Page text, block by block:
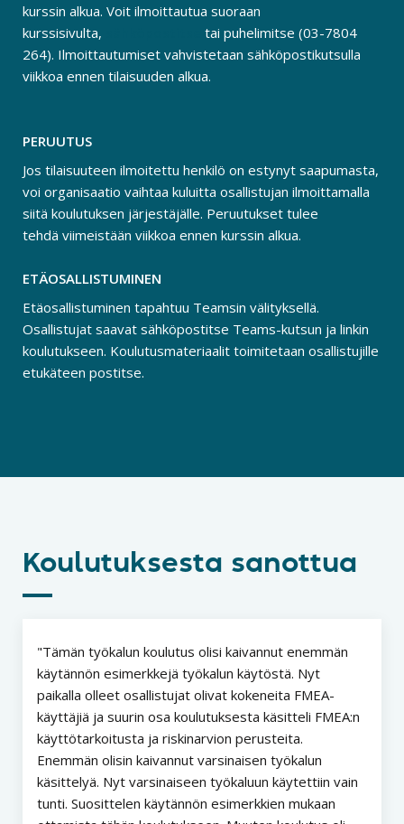
kurssin alkua. Voit ilmoittautua suoraan
kurssisivulta,
tai puhelimitse (03-7804
264). Ilmoittautumiset vahvistetaan sähköpostikutsulla
viikkoa ennen tilaisuuden alkua.
PERUUTUS
Jos tilaisuuteen ilmoitettu henkilö on estynyt saapumasta,
voi organisaatio vaihtaa kuluitta osallistujan ilmoittamalla
siitä koulutuksen järjestäjälle. Peruutukset tulee
tehdä viimeistään viikkoa ennen kurssin alkua.
ETÄOSALLISTUMINEN
Etäosallistuminen tapahtuu Teamsin välityksellä.
Osallistujat saavat sähköpostitse Teams-kutsun ja linkin
koulutukseen. Koulutusmateriaalit toimitetaan osallistujille
etukäteen postitse.
Koulutuksesta sanottua
Tämän työkalun koulutus olisi kaivannut enemmän
käytännön esimerkkejä työkalun käytöstä. Nyt
paikalla olleet osallistujat olivat kokeneita FMEA-
käyttäjiä ja suurin osa koulutuksesta käsitteli FMEA:n
käyttötarkoitusta ja riskinarvion perusteita.
Enemmän olisin kaivannut varsinaisen työkalun
käsittelyä. Nyt varsinaiseen työkaluun käytettiin vain
tunti. Suosittelen käytännön esimerkkien mukaan